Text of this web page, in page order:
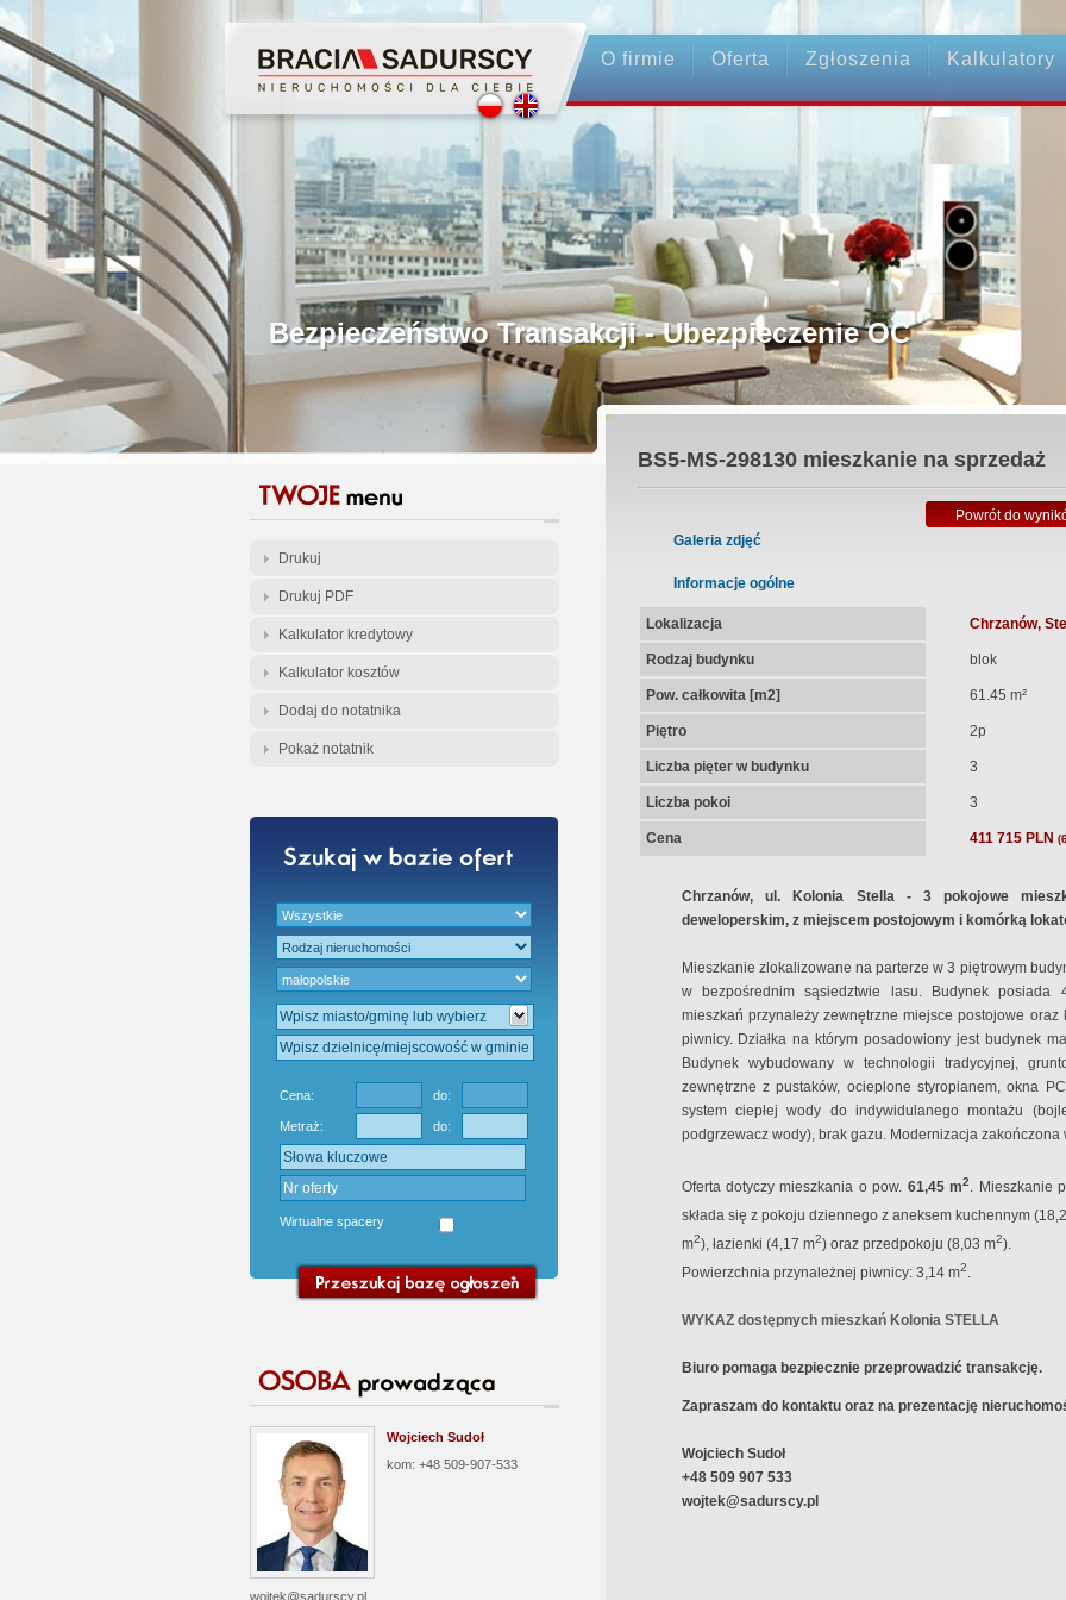
O firmie Oferta Zgłoszenia Kalkulatory
Profesjonalne Pośrednictwo
Bezpieczeństwo Transakcji - Ubezpieczenie OC
Licencjonowani Pośrednicy
Gwarancja Zwrotu Zadatku
Gratis - Przedwstępna Umowa Notarialna
Drukuj
Drukuj PDF
Kalkulator kredytowy
Kalkulator kosztów
Dodaj do notatnika
Pokaż notatnik
Cena: do:
Metraż: do:
Wirtualne spacery
Wojciech Sudoł
kom: +48 509-907-533
wojtek@sadurscy.pl
BS5-MS-298130mieszkanie na sprzedaż
Powrót do
Galeria zdjęć
Informacje ogólne
Lokalizacja Chrzanów,
Rodzaj budynku blok
Pow. całkowita [m2] 61.45 m²
Piętro 2p
Liczba pięter w budynku 3
Liczba pokoi 3
Cena 411 715 PLN
Chrzanów, ul. Kolonia Stella - 3 pokojowe
deweloperskim, z miejscem postojowym i komórką
Mieszkanie zlokalizowane na parterze w 3 piętrowym
w bezpośrednim sąsiedztwie lasu. Budynek
mieszkań przynależy zewnętrzne miejsce postojowe
piwnicy. Działka na którym posadowiony jest budynek
Budynek wybudowany w technologii tradycyjnej,
zewnętrzne z pustaków, ocieplone styropianem, okna
system ciepłej wody do indywidulanego montażu
podgrzewacz wody), brak gazu. Modernizacja zakończona
Oferta dotyczy mieszkania o pow. 61,45 m2. Mieszkanie
składa się z pokoju dziennego z aneksem kuchennym
m2), łazienki (4,17 m2) oraz przedpokoju (8,03 m2).
Powierzchnia przynależnej piwnicy: 3,14 m2.
WYKAZ dostępnych mieszkań Kolonia STELLA
Biuro pomaga bezpiecznie przeprowadzić transakcję.
Zapraszam do kontaktu oraz na prezentację
Wojciech Sudoł
+48 509 907 533
wojtek@sadurscy.pl